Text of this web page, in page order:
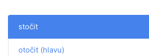
stočit
otočit (hlavu)